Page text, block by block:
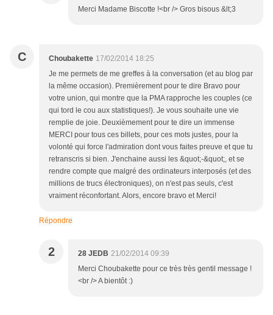
Merci Madame Biscotte !<br /> Gros bisous &lt;3
C Choubakette 17/02/2014 18:25
Je me permets de me greffes à la conversation (et au blog par
la même occasion). Premièrement pour te dire Bravo pour
votre union, qui montre que la PMA rapproche les couples (ce
qui tord le cou aux statistiques!). Je vous souhaite une vie
remplie de joie. Deuxièmement pour te dire un immense
MERCI pour tous ces billets, pour ces mots justes, pour la
volonté qui force l'admiration dont vous faites preuve et que tu
retranscris si bien. J'enchaine aussi les &quot;-&quot;, et se
rendre compte que malgré des ordinateurs interposés (et des
millions de trucs électroniques), on n'est pas seuls, c'est
vraiment réconfortant. Alors, encore bravo et Merci!
Répondre
2 28 JEDB 21/02/2014 09:39
Merci Choubakette pour ce très très gentil message !
<br /> A bientôt :)